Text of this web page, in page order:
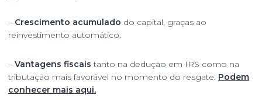
– Crescimento acumulado do capital, graças ao
reinvestimento automático.
– Vantagens fiscais tanto na dedução em IRS como na
tributação mais favorável no momento do resgate. Podem
conhecer mais aqui.